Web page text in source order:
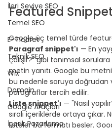
İleri Seviye SEO
Temel SEO
E-Ticaret
Teknik SEO
Wix
Domain
Google Araçları
İçerik Pazarlama
Featured
⠀
Google üç temel türde
Paragraf snippet'ı — En
çalışır?" gibi tanımsal
metin yanıtı. Google bu
bu nedenle soruya doğrudan
paragraflar tercih edilir.
Liste snippet'ı — "Nasıl
sıralı içeriklerde ortaya
listeler bu formatı besler.